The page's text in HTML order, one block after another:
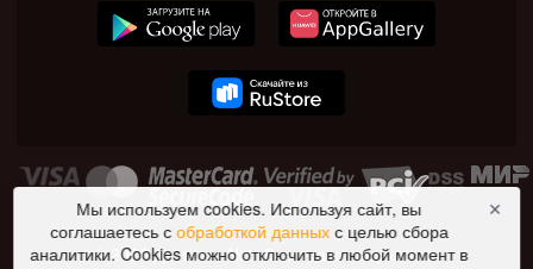
© 2026 Доставка №1. Все права защищены.
Мы используем cookies. Используя сайт, вы
соглашаетесь собработкой данныхс целью сбора
аналитики. Cookies можно отключить в любой момент в
✕